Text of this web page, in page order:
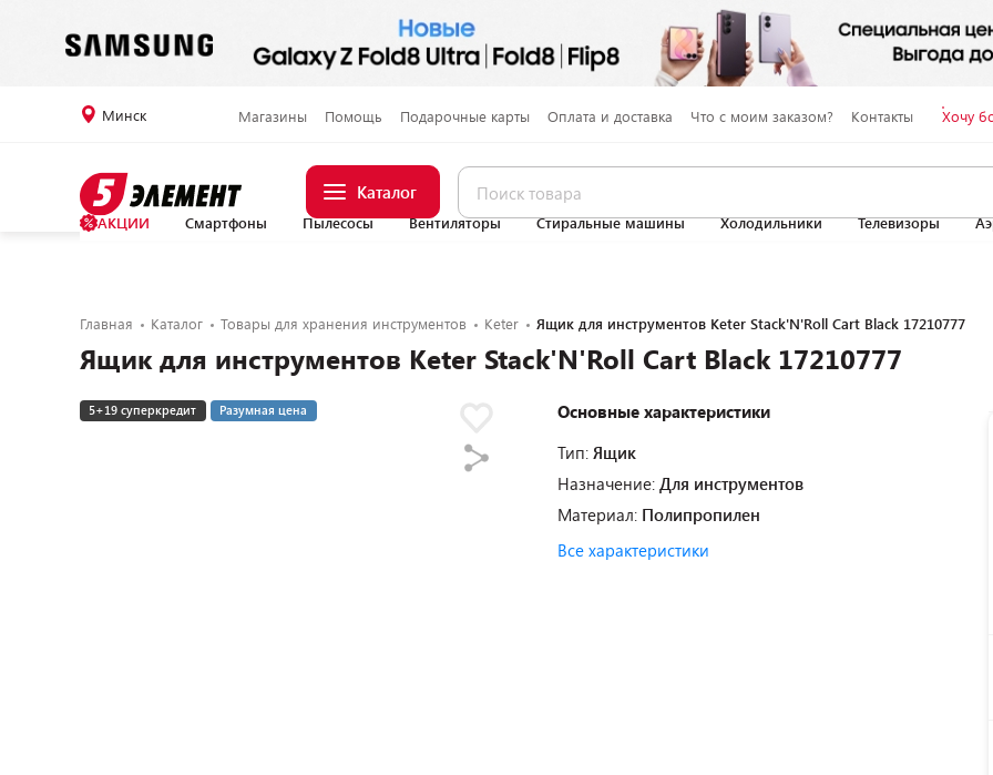
Минск Магазины Помощь Подарочные карты Оплата и доставка Что с моим заказом? Контакты Хочу
Каталог
АКЦИИ Смартфоны Пылесосы Вентиляторы Стиральные машины Холодильники Телевизоры
Главная Каталог Товары для хранения инструментов Keter Ящик для инструментов Keter Stack'N'Roll Cart Black 17210777
Ящик для инструментов Keter Stack'N'Roll Cart Black 17210777
5+19 суперкредит Разумная цена
Основные характеристики
Тип: Ящик
Назначение: Для инструментов
Материал: Полипропилен
Все характеристики